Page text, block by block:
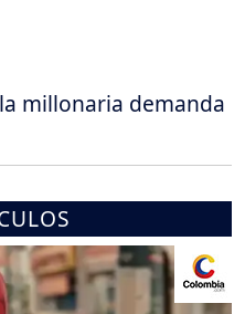
millonaria demanda